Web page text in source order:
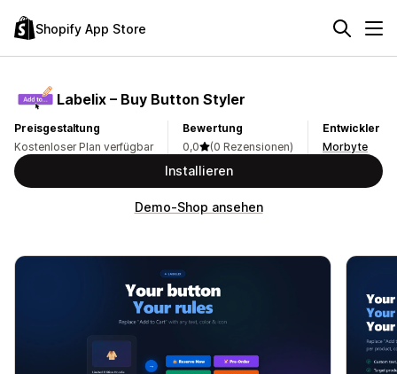
Shopify App Store
Labelix – Buy Button Styler
Preisgestaltung
Kostenloser Plan verfügbar
Bewertung
0,0
(0 Rezensionen)
Entwickler
Morbyte
Installieren
Demo-Shop ansehen